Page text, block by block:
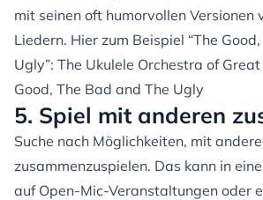
mit seinen oft humorvollen Versionen
Liedern. Hier zum Beispiel “The
Ugly”: The Ukulele Orchestra of
Good, The Bad and The Ugly
5. Spiel mit anderen
Suche nach Möglichkeiten, mit
zusammenzuspielen. Das kann in
auf Open-Mic-Veranstaltungen oder